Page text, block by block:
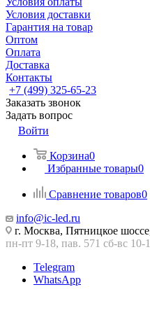
Условия доставки
Гарантия на товар
Оптом
Оплата
Доставка
Контакты
+7 (499) 325-65-23
Заказать звонок
Задать вопрос
Войти
Корзина0
Избранные товары0
Сравнение товаров0
info@ic-led.ru
г. Москва, Пятницкое
пн-пт 9-18, пав. 571 сб-вс 10-
Telegram
WhatsApp